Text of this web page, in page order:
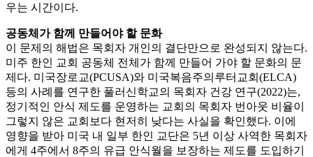
우는 시간이다.
공동체가 함께 만들어야 할 문화
이 문제의 해법은 목회자 개인의 결단만으로 완성되지 않는다.
미주 한인 교회 공동체 전체가 함께 만들어 가야 할 문화의 문
제다. 미국장로교(PCUSA)와 미국복음주의루터교회(ELCA)
등의 사례를 연구한 풀러신학교의 목회자 건강 연구(2022)는,
정기적인 안식 제도를 운영하는 교회의 목회자 번아웃 비율이
그렇지 않은 교회보다 현저히 낮다는 사실을 확인했다. 이에
영향을 받아 미국 내 일부 한인 교단은 5년 이상 사역한 목회자
에게 4주에서 8주의 유급 안식월을 보장하는 제도를 도입하기